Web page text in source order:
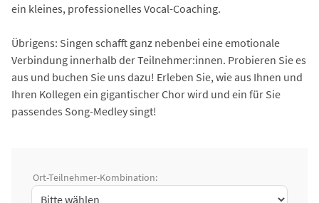
ein kleines, professionelles Vocal-Coaching.
Übrigens: Singen schafft ganz nebenbei eine emotionale
Verbindung innerhalb der Teilnehmer:innen. Probieren Sie es
aus und buchen Sie uns dazu! Erleben Sie, wie aus Ihnen und
Ihren Kollegen ein gigantischer Chor wird und ein für Sie
passendes Song-Medley singt!
Ort-Teilnehmer-Kombination: